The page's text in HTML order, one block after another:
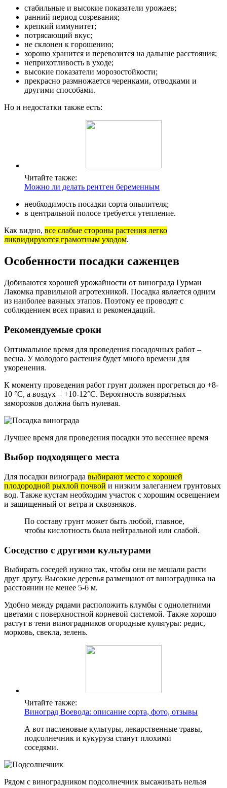
стабильные и высокие показатели урожаев;
ранний период созревания;
крепкий иммунитет;
потрясающий вкус;
не склонен к горошению;
хорошо хранится и перевозится на дальние расстояния;
неприхотливость в уходе;
высокие показатели морозостойкости;
прекрасно размножается черенками, отводками и
другими способами.
Но и недостатки также есть:
Читайте также:
Можно ли делать рентген беременным
необходимость посадки сорта опылителя;
в центральной полосе требуется утепление.
Как видно, все слабые стороны растения легко
ликвидируются грамотным уходом.
Особенности посадки саженцев
Добиваются хорошей урожайности от винограда Гурман
Лакомка правильной агротехникой. Посадка является одним
из наиболее важных этапов. Поэтому ее проводят с
соблюдением всех правил и рекомендаций.
Рекомендуемые сроки
Оптимальное время для проведения посадочных работ –
весна. У молодого растения будет много времени для
укоренения.
К моменту проведения работ грунт должен прогреться до +8-
10 °С, а воздух – +10-12°С. Вероятность возвратных
заморозков должна быть нулевая.
Лучшее время для проведения посадки это весеннее время
Выбор подходящего места
Для посадки винограда выбирают место с хорошей
плодородной рыхлой почвой и низким залеганием грунтовых
вод. Также кустам необходим участок с хорошим освещением
и защищенный от ветра и сквозняков.
По составу грунт может быть любой, главное,
чтобы кислотность была нейтральной или слабой.
Соседство с другими культурами
Выбирать соседей нужно так, чтобы они не мешали расти
друг другу. Высокие деревья размещают от виноградника на
расстоянии не менее 5-6 м.
Удобно между рядами расположить клумбы с однолетними
цветами с поверхностной корневой системой. Также хорошо
растут в тени виноградников огородные культуры: редис,
морковь, свекла, зелень.
Читайте также:
Виноград Воевода: описание сорта, фото, отзывы
А вот пасленовые культуры, лекарственные травы,
подсолнечник и кукуруза станут плохими
соседями.
Рядом с виноградником подсолнечник высаживать нельзя